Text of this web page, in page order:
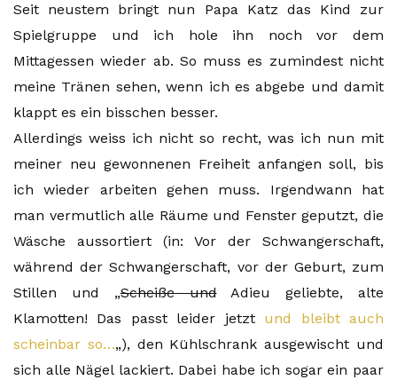
Seit neustem bringt nun Papa Katz das Kind zur
Spielgruppe und ich hole ihn noch vor dem
Mittagessen wieder ab. So muss es zumindest nicht
meine Tränen sehen, wenn ich es abgebe und damit
klappt es ein bisschen besser.
Allerdings weiss ich nicht so recht, was ich nun mit
meiner neu gewonnenen Freiheit anfangen soll, bis
ich wieder arbeiten gehen muss. Irgendwann hat
man vermutlich alle Räume und Fenster geputzt, die
Wäsche aussortiert (in: Vor der Schwangerschaft,
während der Schwangerschaft, vor der Geburt, zum
Stillen und „Scheiße undAdieu geliebte, alte
Klamotten! Das passt leider jetzt und bleibt auch
scheinbar so…„), den Kühlschrank ausgewischt und
sich alle Nägel lackiert. Dabei habe ich sogar ein paar